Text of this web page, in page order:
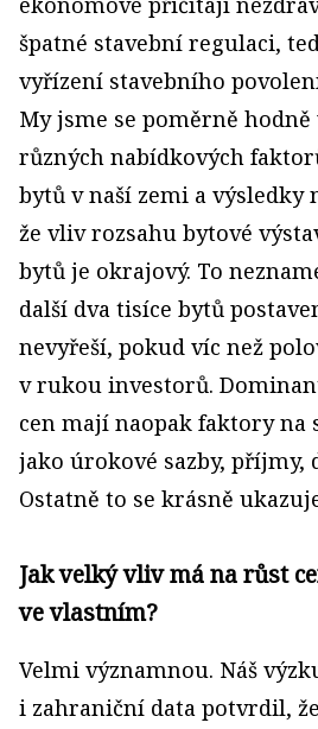
špatné stavební regulaci,
vyřízení stavebního
My jsme se poměrně
různých nabídkových
bytů v naší zemi a výsledky
že vliv rozsahu bytové
bytů je okrajový. To
další dva tisíce bytů
nevyřeší, pokud víc než
v rukou investorů.
cen mají naopak faktory na
jako úrokové sazby, příjmy,
Ostatně to se krásně
Jak velký vliv má na růst
ve vlastním?
Velmi významnou. Náš
i zahraniční data potvrdil,